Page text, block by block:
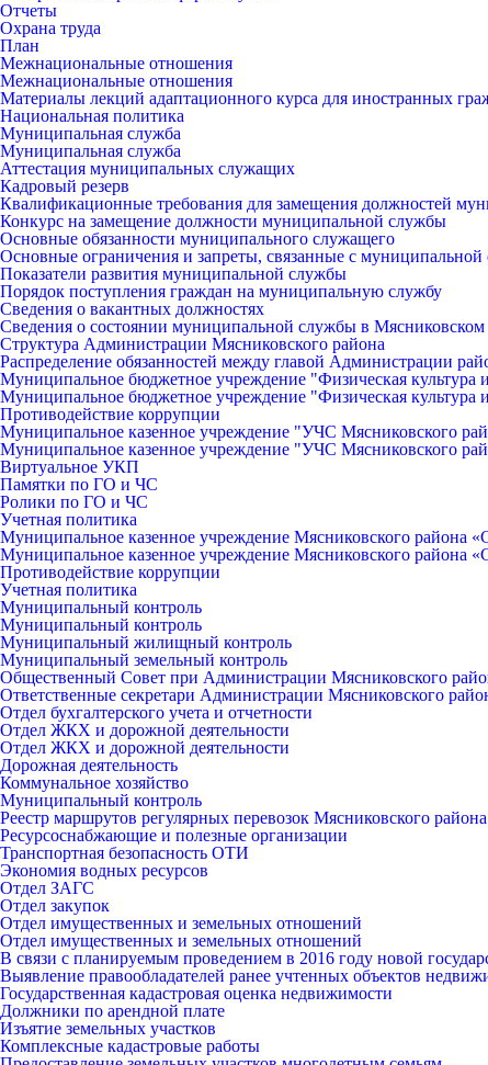
Отчеты
Охрана труда
План
Межнациональные отношения
Межнациональные отношения
Материалы лекций адаптационного курса для иностранных
Национальная политика
Муниципальная служба
Муниципальная служба
Аттестация муниципальных служащих
Кадровый резерв
Квалификационные требования для замещения должностей
Конкурс на замещение должности муниципальной службы
Основные обязанности муниципального служащего
Основные ограничения и запреты, связанные с муниципальной
Показатели развития муниципальной службы
Порядок поступления граждан на муниципальную службу
Сведения о вакантных должностях
Сведения о состоянии муниципальной службы в Мясниковском
Структура Администрации Мясниковского района
Распределение обязанностей между главой Администрации
Муниципальное бюджетное учреждение "Физическая культура
Муниципальное бюджетное учреждение "Физическая культура
Противодействие коррупции
Муниципальное казенное учреждение "УЧС Мясниковского
Муниципальное казенное учреждение "УЧС Мясниковского
Виртуальное УКП
Памятки по ГО и ЧС
Ролики по ГО и ЧС
Учетная политика
Муниципальное казенное учреждение Мясниковского района
Муниципальное казенное учреждение Мясниковского района
Противодействие коррупции
Учетная политика
Муниципальный контроль
Муниципальный контроль
Муниципальный жилищный контроль
Муниципальный земельный контроль
Общественный Совет при Администрации Мясниковского
Ответственные секретари Администрации Мясниковского
Отдел бухгалтерского учета и отчетности
Отдел ЖКХ и дорожной деятельности
Отдел ЖКХ и дорожной деятельности
Дорожная деятельность
Коммунальное хозяйство
Муниципальный контроль
Реестр маршрутов регулярных перевозок Мясниковского района
Ресурсоснабжающие и полезные организации
Транспортная безопасность ОТИ
Экономия водных ресурсов
Отдел ЗАГС
Отдел закупок
Отдел имущественных и земельных отношений
Отдел имущественных и земельных отношений
В связи с планируемым проведением в 2016 году новой
Выявление правообладателей ранее учтенных объектов
Государственная кадастровая оценка недвижимости
Должники по арендной плате
Изъятие земельных участков
Комплексные кадастровые работы